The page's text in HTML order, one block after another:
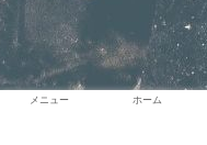
メニュー ホーム